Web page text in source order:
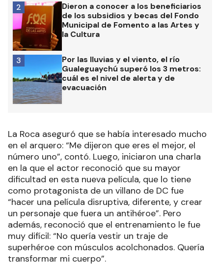
Dieron a conocer a los beneficiarios
de los subsidios y becas del Fondo
Municipal de Fomento a las Artes y
la Cultura
2
Por las lluvias y el viento, el río
Gualeguaychú superó los 3 metros:
cuál es el nivel de alerta y de
evacuación
3
La Roca aseguró que se había interesado mucho
en el arquero: “Me dijeron que eres el mejor, el
número uno”, contó. Luego, iniciaron una charla
en la que el actor reconoció que su mayor
dificultad en esta nueva película, que lo tiene
como protagonista de un villano de DC fue
“hacer una película disruptiva, diferente, y crear
un personaje que fuera un antihéroe”. Pero
además, reconoció que el entrenamiento le fue
muy difícil: “No quería vestir un traje de
superhéroe con músculos acolchonados. Quería
transformar mi cuerpo”.